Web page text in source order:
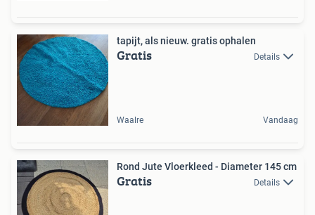
tapijt, als nieuw. gratis ophalen
Gratis Details
Waalre Vandaag
Rond Jute Vloerkleed - Diameter 145 cm
Gratis Details